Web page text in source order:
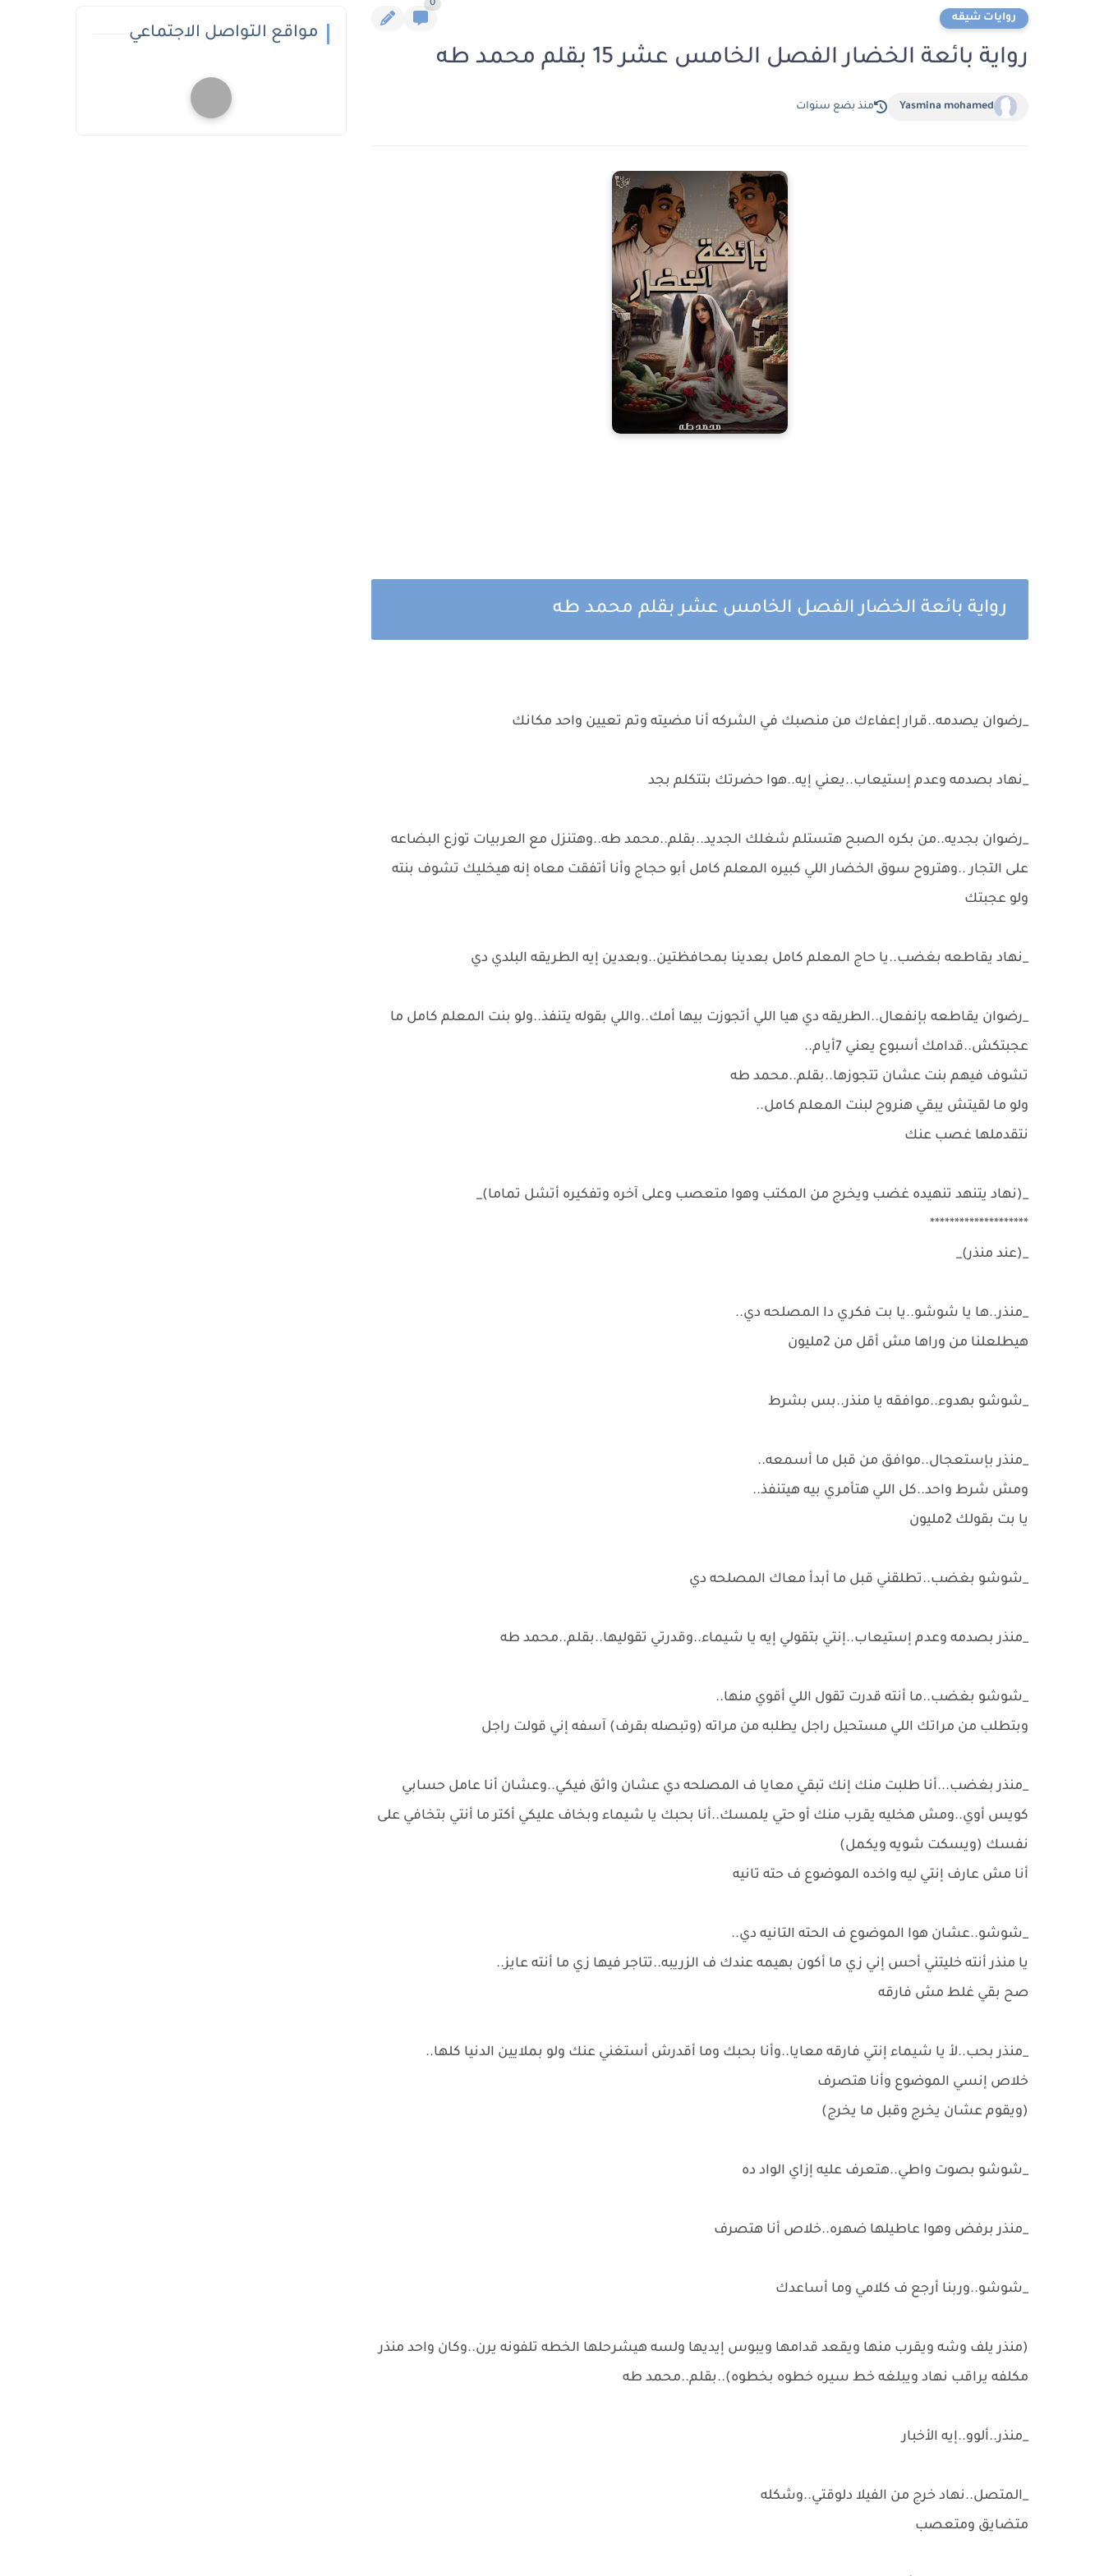
روايات شيقه
0
رواية بائعة الخضار الفصل الخامس عشر 15 بقلم محمد طه
Yasmina mohamed منذ بضع سنوات
رواية بائعة الخضار الفصل الخامس عشر بقلم محمد طه
_رضوان يصدمه..قرار إعفاءك من منصبك في الشركه أنا مضيته وتم تعيين واحد مكانك
_نهاد بصدمه وعدم إستيعاب..يعني إيه..هوا حضرتك بتتكلم بجد
_رضوان بجديه..من بكره الصبح هتستلم شغلك الجديد..بقلم..محمد طه..وهتنزل مع العربيات توزع البضاعه
على التجار ..وهتروح سوق الخضار اللي كبيره المعلم كامل أبو حجاج وأنا أتفقت معاه إنه هيخليك تشوف بنته
ولو عجبتك
_نهاد يقاطعه بغضب..يا حاج المعلم كامل بعدينا بمحافظتين..وبعدين إيه الطريقه البلدي دي
_رضوان يقاطعه بإنفعال..الطريقه دي هيا اللي أتجوزت بيها أمك..واللي بقوله يتنفذ..ولو بنت المعلم كامل ما
عجبتكش..قدامك أسبوع يعني 7أيام..
تشوف فيهم بنت عشان تتجوزها..بقلم..محمد طه
ولو ما لقيتش يبقي هنروح لبنت المعلم كامل..
نتقدملها غصب عنك
_(نهاد يتنهد تنهيده غضب ويخرج من المكتب وهوا متعصب وعلى آخره وتفكيره أتشل تماما)_
********************
_(عند منذر)_
_منذر..ها يا شوشو..يا بت فكري دا المصلحه دي..
هيطلعلنا من وراها مش أقل من 2مليون
_شوشو بهدوء..موافقه يا منذر..بس بشرط
_منذر بإستعجال..موافق من قبل ما أسمعه..
ومش شرط واحد..كل اللي هتأمري بيه هيتنفذ..
يا بت بقولك 2مليون
_شوشو بغضب..تطلقني قبل ما أبدأ معاك المصلحه دي
_منذر بصدمه وعدم إستيعاب..إنتي بتقولي إيه يا شيماء..وقدرتي تقوليها..بقلم..محمد طه
_شوشو بغضب..ما أنته قدرت تقول اللي أقوي منها..
وبتطلب من مراتك اللي مستحيل راجل يطلبه من مراته (وتبصله بقرف) آسفه إني قولت راجل
_منذر بغضب...أنا طلبت منك إنك تبقي معايا ف المصلحه دي عشان واثق فيكي..وعشان أنا عامل حسابي
كويس أوي..ومش هخليه يقرب منك أو حتي يلمسك..أنا بحبك يا شيماء وبخاف عليكي أكتر ما أنتي بتخافي على
نفسك (ويسكت شويه ويكمل)
أنا مش عارف إنتي ليه واخده الموضوع ف حته تانيه
_شوشو..عشان هوا الموضوع ف الحته التانيه دي..
يا منذر أنته خليتني أحس إني زي ما أكون بهيمه عندك ف الزريبه..تتاجر فيها زي ما أنته عايز..
صح بقي غلط مش فارقه
_منذر بحب..لأ يا شيماء إنتي فارقه معايا..وأنا بحبك وما أقدرش أستغني عنك ولو بملايين الدنيا كلها..
خلاص إنسي الموضوع وأنا هتصرف
(ويقوم عشان يخرج وقبل ما يخرج)
_شوشو بصوت واطي..هتعرف عليه إزاي الواد ده
_منذر برفض وهوا عاطيلها ضهره..خلاص أنا هتصرف
_شوشو..وربنا أرجع ف كلامي وما أساعدك
(منذر يلف وشه ويقرب منها ويقعد قدامها ويبوس إيديها ولسه هيشرحلها الخطه تلفونه يرن..وكان واحد منذر
مكلفه يراقب نهاد ويبلغه خط سيره خطوه بخطوه)..بقلم..محمد طه
_منذر..ألوو..إيه الأخبار
_المتصل..نهاد خرج من الفيلا دلوقتي..وشكله
متضايق ومتعصب
مواقع التواصل الاجتماعي